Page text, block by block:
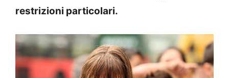
restrizioni particolari.